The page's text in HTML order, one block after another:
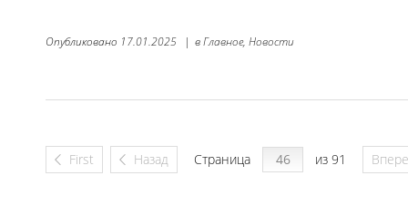
Опубликовано 17.01.2025 | вГлавное, Новости
First Назад Страница из 91